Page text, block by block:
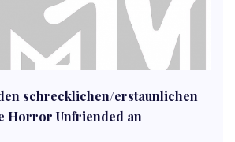
schrecklichen/erstaunlichen
Horror Unfriended an